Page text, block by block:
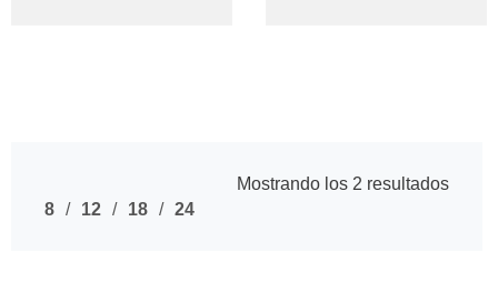
Mostrando los 2 resultados
8
12 18 24